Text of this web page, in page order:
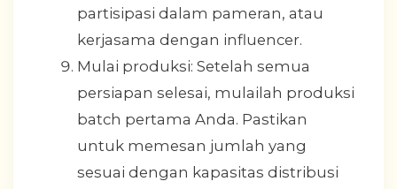
partisipasi dalam pameran, atau
kerjasama dengan influencer.
Mulai produksi: Setelah semua
persiapan selesai, mulailah produksi
batch pertama Anda. Pastikan
untuk memesan jumlah yang
sesuai dengan kapasitas distribusi